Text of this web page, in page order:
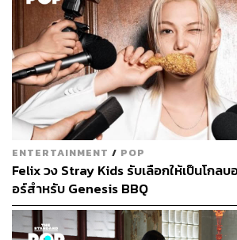
ภาพ: Bottega Veneta
TAGS: Bottega Veneta
Lorenzo Musetti
Brand Ambassador
ENTERTAINMENT / POP
Felix วง Stray Kids รับเลือกให้เป็นโกล
อร์สำหรับ Genesis BBQ